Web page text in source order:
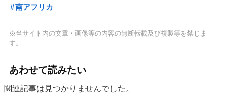
南アフリカ
※当サイト内の文章・画像等の内容の無断転載及び複製等を禁じま
す。
あわせて読みたい
関連記事は見つかりませんでした。